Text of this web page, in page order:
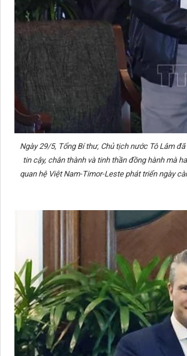
Ngày 29/5, Tổng Bí thư, Chủ tịch nước Tô Lâm
tin cậy, chân thành và tinh thần đồng hành mà
quan hệ Việt Nam-Timor-Leste phát triển ngày